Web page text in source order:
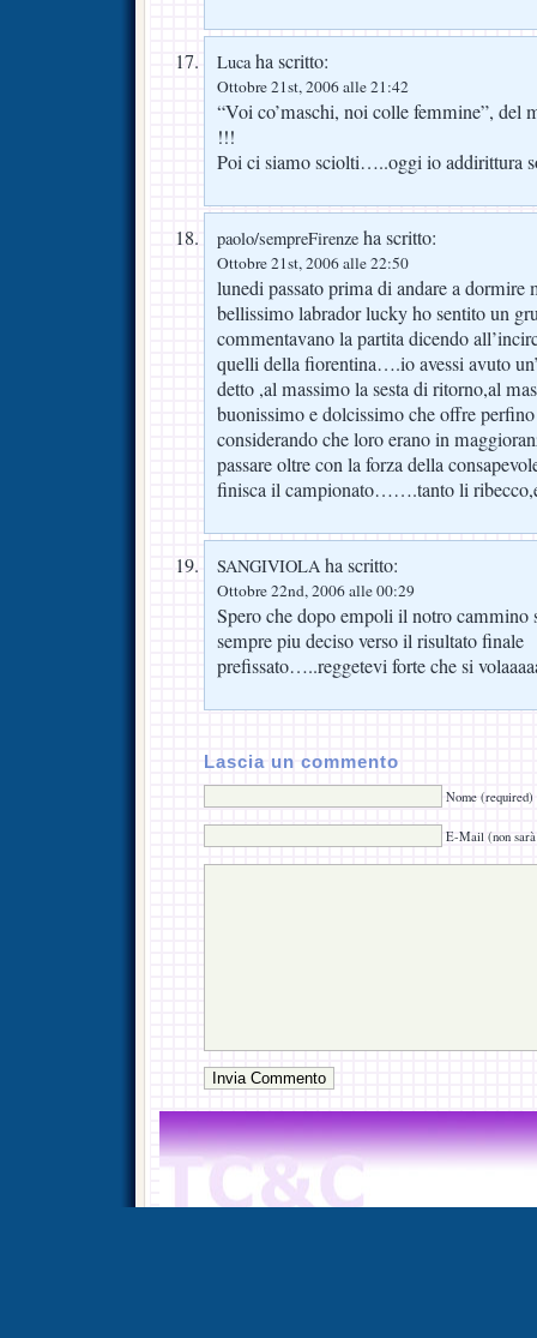
Lucaha scritto:
Ottobre 21st, 2006 alle 21:42
“Voi co’maschi, noi colle femmine”, del
!!!
Poi ci siamo sciolti…..oggi io addirittura
paolo/sempreFirenze ha scritto:
Ottobre 21st, 2006 alle 22:50
lunedi passato prima di andare a
bellissimo labrador lucky ho sentito un
commentavano la partita dicendo
quelli della fiorentina….io avessi avuto
detto ,al massimo la sesta di ritorno,al
buonissimo e dolcissimo che offre
considerando che loro erano in
passare oltre con la forza della
finisca il campionato…….tanto li
SANGIVIOLA ha scritto:
Ottobre 22nd, 2006 alle 00:29
Spero che dopo empoli il notro cammino
sempre piu deciso verso il risultato finale
prefissato…..reggetevi forte che si
Lascia un commento
Nome (required)
E-Mail (non